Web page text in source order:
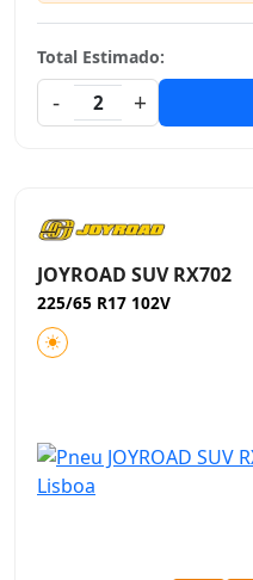
Total Estimado:
-
2 +
JOYROAD SUV RX702
225/65 R17 102V